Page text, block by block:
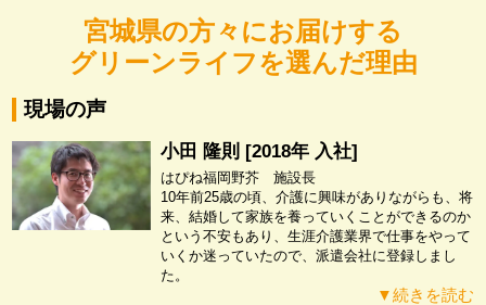
宮城県の方々にお届けする
グリーンライフを選んだ理由
現場の声
小田 隆則 [2018年 入社]
はぴね福岡野芥 施設長
10年前25歳の頃、介護に興味がありながらも、将
来、結婚して家族を養っていくことができるのか
という不安もあり、生涯介護業界で仕事をやって
いくか迷っていたので、派遣会社に登録しまし
た。
▼続きを読む